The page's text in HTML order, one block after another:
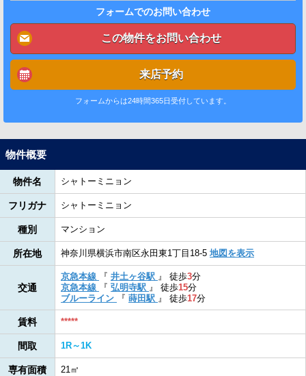
フォームでのお問い合わせ
この物件をお問い合わせ
来店予約
フォームからは24時間365日受付しています。
物件概要
物件名 シャトーミニョン
フリガナ シャトーミニョン
種別 マンション
所在地 神奈川県横浜市南区永田東1丁目18-5 地図を表示
交通
京急本線 『 井土ヶ谷駅 』 徒歩3分
京急本線
『 弘明寺駅 』 徒歩15分
ブルーライン
『 蒔田駅 』 徒歩17分
賃料 *****
間取 1R～1K
専有面積 21㎡